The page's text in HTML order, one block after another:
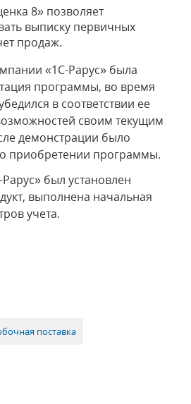
8» позволяет
выписку первичных
продаж.
«1С-Рарус» была
программы, во время
в соответствии ее
своим текущим
демонстрации было
приобретении программы.
был установлен
выполнена начальная
учета.
поставка